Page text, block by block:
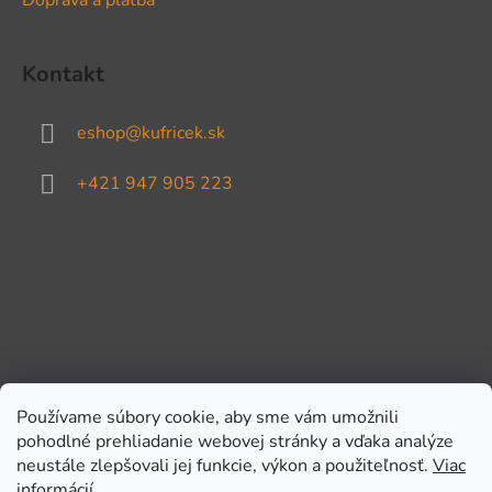
Používame súbory cookie, aby sme vám umožnili
pohodlné prehliadanie webovej stránky a vďaka analýze
neustále zlepšovali jej funkcie, výkon a použiteľnosť. Viac
Kontakt
eshop@kufricek.sk
+421 947 905 223
Prijímame online platby